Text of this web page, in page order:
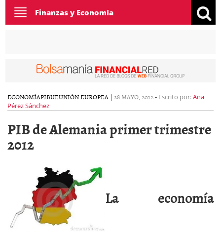
Toggle
navigation
Finanzas y Economía
ECONOMÍAPIBUEUNIÓN EUROPEA | 28 MAYO, 2012- Escrito por:Ana
Pérez Sánchez
PIB de Alemania primer trimestre
2012
La economía